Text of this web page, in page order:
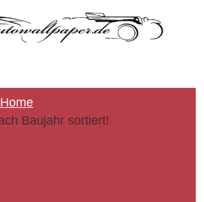
Home
Baujahr sortiert!